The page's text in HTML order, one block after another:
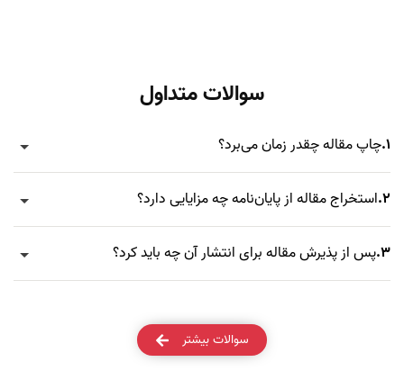
سوالات متداول
1.چاپ مقاله چقدر زمان می‌برد؟
2. استخراج مقاله از پایان‌نامه چه مزایایی دارد؟
3.پس از پذیرش مقاله برای انتشار آن چه باید کرد؟
سوالات بیشتر